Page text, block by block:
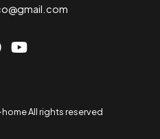
All rights reserved